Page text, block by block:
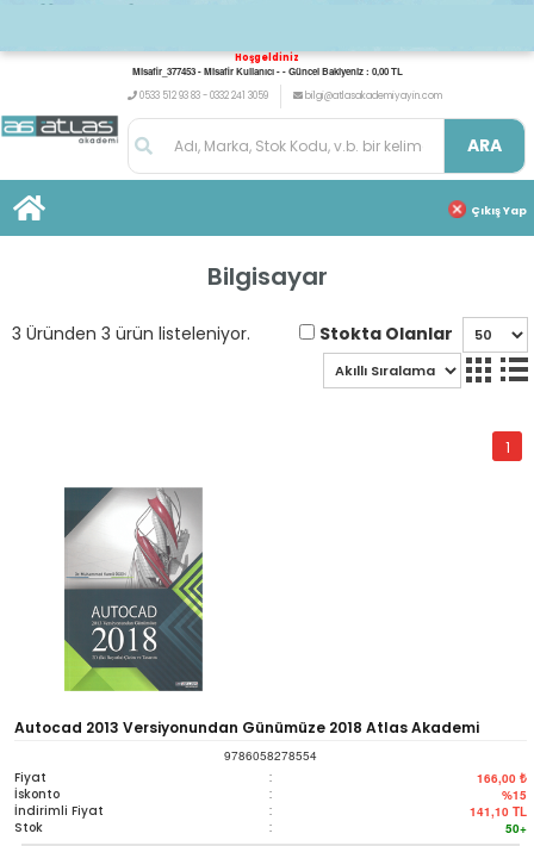
Hoşgeldiniz
Misafir_377453 - Misafir Kullanıcı - - Güncel Bakiyeniz : 0,00 TL
0533 512 93 83 - 0332 241 3059
bilgi@atlasakademiyayin.com
ARA
Çıkış Yap
Bilgisayar
3 Üründen 3 ürün listeleniyor. Stokta Olanlar
1
Autocad 2013 Versiyonundan Günümüze 2018 Atlas Akademi
9786058278554
Fiyat : 166,00 ₺
İskonto : %15
İndirimli Fiyat : 141,10 TL
Stok : 50+